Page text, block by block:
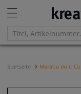
Startseite Marabu do it